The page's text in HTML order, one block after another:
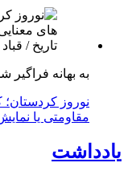
به بهانه
نوروز
مقاومتی یا
یادداشت